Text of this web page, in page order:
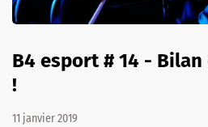
B4 esport # 14 - Bilan
!
11 janvier 2019